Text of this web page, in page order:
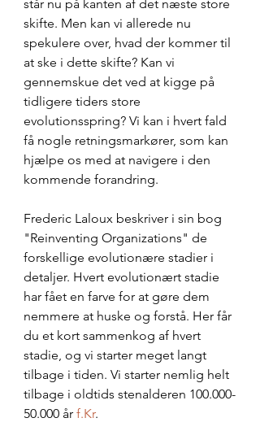
står nu på kanten af det næste store
skifte. Men kan vi allerede nu
spekulere over, hvad der kommer til
at ske i dette skifte? Kan vi
gennemskue det ved at kigge på
tidligere tiders store
evolutionsspring? Vi kan i hvert fald
få nogle retningsmarkører, som kan
hjælpe os med at navigere i den
kommende forandring.
Frederic Laloux beskriver i sin bog
"Reinventing Organizations" de
forskellige evolutionære stadier i
detaljer. Hvert evolutionært stadie
har fået en farve for at gøre dem
nemmere at huske og forstå. Her får
du et kort sammenkog af hvert
stadie, og vi starter meget langt
tilbage i tiden. Vi starter nemlig helt
tilbage i oldtids stenalderen 100.000-
50.000 år f.Kr.